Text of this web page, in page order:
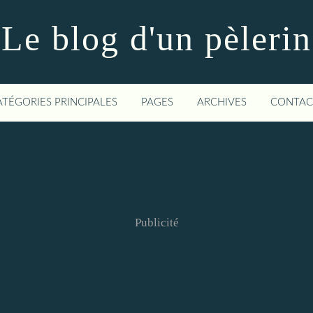
Le blog d'un pèlerin
PRINCIPALES PAGES ARCHIVES
Publicité